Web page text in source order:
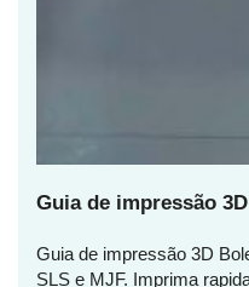
Guia de impressão 3D
Guia de impressão 3D
SLS e MJF. Imprima